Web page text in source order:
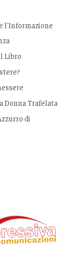
l'Informazione
Libro
Donna Trafelata
di